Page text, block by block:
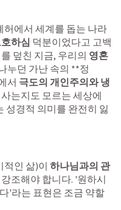
에서 세계를 돕는 나라
하심 덕분이었다고 고백
덮친 지금, 우리의 영혼
누던 가난 속의 **정
서 극도의 개인주의와 냉
는지도 모르는 세상에
성경적 의미를 완전히 잃
적인 삶)이 하나님과의 관
조해야 합니다. '원하시
'라는 표현은 조금 약할